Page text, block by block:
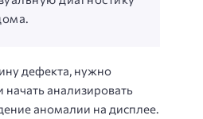
дефекта, нужно
начать анализировать
аномалии на дисплее.